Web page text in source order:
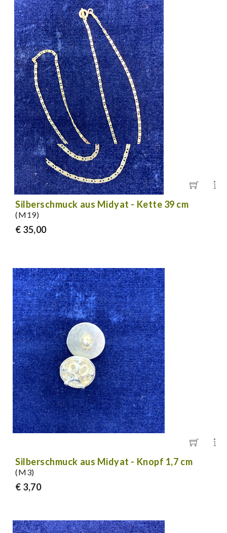
Silberschmuck aus Midyat - Kette 39 cm
(M19)
€ 35,00
Silberschmuck aus Midyat - Knopf 1,7 cm
(M3)
€ 3,70